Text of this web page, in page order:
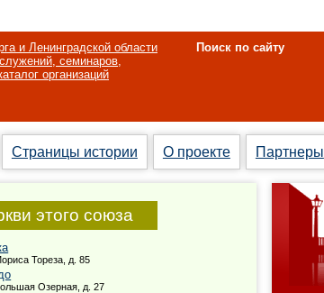
и Ленинградской области
семинаров,
организаций
Поиск по сайту
Страницы истории О проекте Партнеры
этого союза
Тореза, д. 85
Озерная, д. 27